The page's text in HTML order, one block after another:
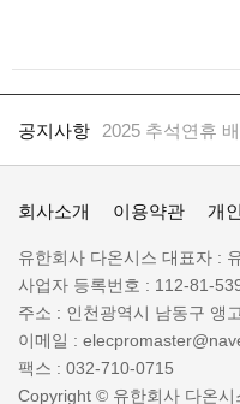
지
공지사항 2025 추석연휴
공지사항
렉
로
정
회사소개 이용약관 개
회
사
명
:
유한회사 다온시스 대표자 :
사업자 등록번호 : 112-81-
주소 : 인천광역시 남동구 앵
이메일 :
팩스 : 032-710-0715
Copyright © 유한회사 다온시